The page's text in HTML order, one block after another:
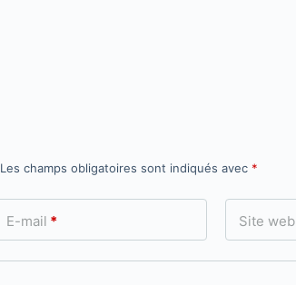
Les champs obligatoires sont indiqués avec *
E-mail * Site web